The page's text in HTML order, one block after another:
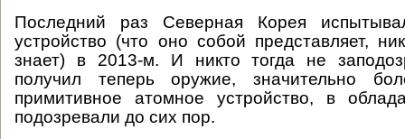
Последний раз Северная Корея
устройство (что оно собой представляет,
знает) в 2013-м. И никто тогда не
получил теперь оружие, значительно
примитивное атомное устройство, в
подозревали до сих пор.